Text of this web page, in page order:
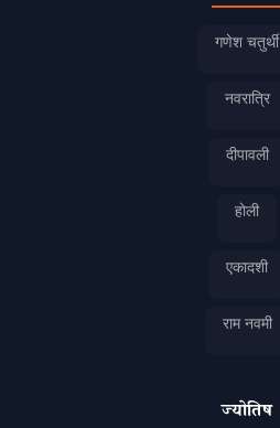
गणेश चतुर्थी
नवरात्रि
दीपावली
होली
एकादशी
राम नवमी
ज्योतिष